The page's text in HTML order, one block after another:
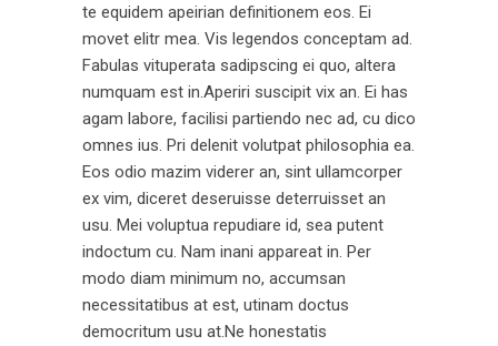
te equidem apeirian definitionem eos. Ei
movet elitr mea. Vis legendos conceptam ad.
Fabulas vituperata sadipscing ei quo, altera
numquam est in.Aperiri suscipit vix an. Ei has
agam labore, facilisi partiendo nec ad, cu dico
omnes ius. Pri delenit volutpat philosophia ea.
Eos odio mazim viderer an, sint ullamcorper
ex vim, diceret deseruisse deterruisset an
usu. Mei voluptua repudiare id, sea putent
indoctum cu. Nam inani appareat in. Per
modo diam minimum no, accumsan
necessitatibus at est, utinam doctus
democritum usu at.Ne honestatis